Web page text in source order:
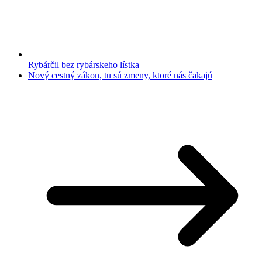
Rybárčil bez rybárskeho lístka
Nový cestný zákon, tu sú zmeny, ktoré nás čakajú